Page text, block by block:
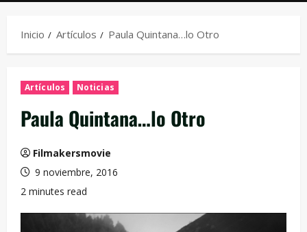
Inicio Artículos Paula Quintana…lo Otro
Artículos Noticias
Paula Quintana…lo Otro
Filmakersmovie
9 noviembre, 2016
2 minutes read